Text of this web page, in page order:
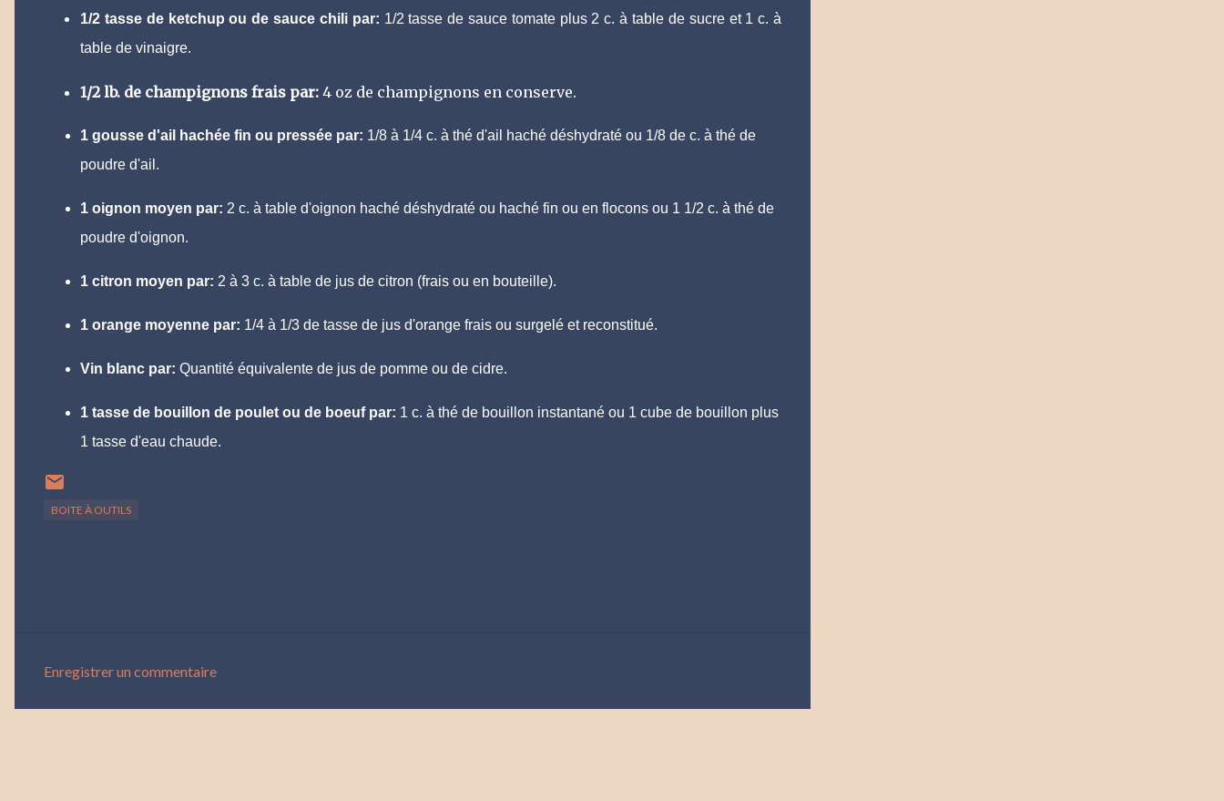
1/2 tasse de ketchup ou de sauce chili par: 1/2 tasse de sauce tomate plus 2 c. à table de sucre et 1 c. à
table de vinaigre.
1/2 lb. de champignons frais par: 4 oz de champignons en conserve.
1 gousse d'ail hachée fin ou pressée par: 1/8 à 1/4 c. à thé d'ail haché déshydraté ou 1/8 de c. à thé de
poudre d'ail.
1 oignon moyen par: 2 c. à table d'oignon haché déshydraté ou haché fin ou en flocons ou 1 1/2 c. à thé de
poudre d'oignon.
1 citron moyen par: 2 à 3 c. à table de jus de citron (frais ou en bouteille).
1 orange moyenne par: 1/4 à 1/3 de tasse de jus d'orange frais ou surgelé et reconstitué.
Vin blanc par: Quantité équivalente de jus de pomme ou de cidre.
1 tasse de bouillon de poulet ou de boeuf par: 1 c. à thé de bouillon instantané ou 1 cube de bouillon plus
1 tasse d'eau chaude.
BOITE À OUTILS
Enregistrer un commentaire